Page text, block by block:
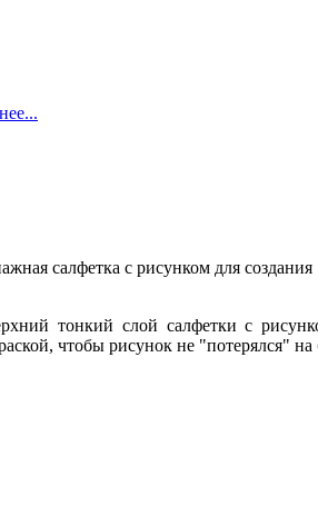
салфетка с рисунком для
тонкий слой салфетки с
чтобы рисунок не "потерялся"